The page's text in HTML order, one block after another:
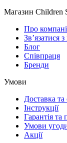
Магазин Children
Про
Зв’язатися
Блог
Співпраця
Бренди
Умови
Доставка та
Інструкції
Гарантія та
Умови
Акції